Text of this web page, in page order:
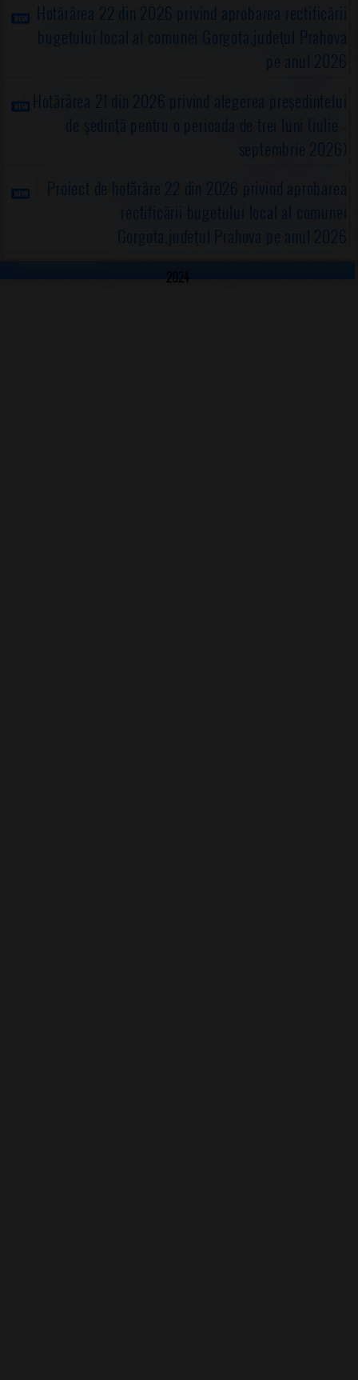
Hotărârea 22 din 2026 privind aprobarea rectificării
bugetului local al comunei Gorgota,judeţul Prahova
pe anul 2026
Hotărârea 21 din 2026 privind alegerea preşedintelui
de şedinţă pentru o perioada de trei luni (iulie -
septembrie 2026)
Proiect de hotărâre 22 din 2026 privind aprobarea
rectificării bugetului local al comunei
Gorgota,judeţul Prahova pe anul 2026
2024